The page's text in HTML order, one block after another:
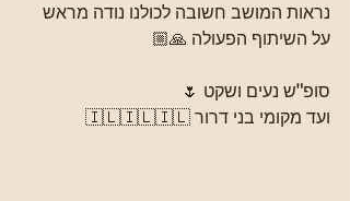
נראות המושב חשובה לכולנו נודה מראש
על השיתוף הפעולה 🙏🏼
סופ"ש נעים ושקט 🌷
ועד מקומי בני דרור 🇮🇱🇮🇱🇮🇱